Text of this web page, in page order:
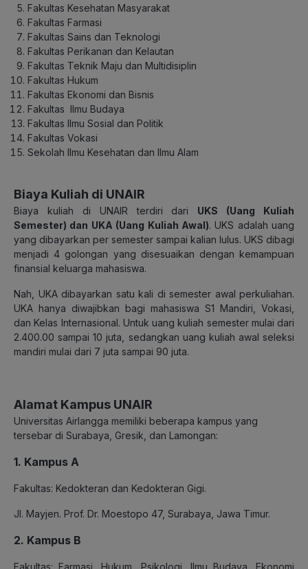
Fakultas Kesehatan Masyarakat
Fakultas Farmasi
Fakultas Sains dan Teknologi
Fakultas Perikanan dan Kelautan
Fakultas Teknik Maju dan Multidisiplin
Fakultas Hukum
Fakultas Ekonomi dan Bisnis
Fakultas Ilmu Budaya
Fakultas Ilmu Sosial dan Politik
Fakultas Vokasi
Sekolah Ilmu Kesehatan dan Ilmu Alam
Biaya Kuliah di UNAIR
Biaya kuliah di UNAIR terdiri dari UKS (Uang Kuliah
Semester) dan UKA (Uang Kuliah Awal). UKS adalah uang
yang dibayarkan per semester sampai kalian lulus. UKS dibagi
menjadi 4 golongan yang disesuaikan dengan kemampuan
finansial keluarga mahasiswa.
Nah, UKA dibayarkan satu kali di semester awal perkuliahan.
UKA hanya diwajibkan bagi mahasiswa S1 Mandiri, Vokasi,
dan Kelas Internasional. Untuk uang kuliah semester mulai dari
2.400.00 sampai 10 juta, sedangkan uang kuliah awal seleksi
mandiri mulai dari 7 juta sampai 90 juta.
Alamat Kampus UNAIR
Universitas Airlangga memiliki beberapa kampus yang
tersebar di Surabaya, Gresik, dan Lamongan:
1. Kampus A
Fakultas: Kedokteran dan Kedokteran Gigi.
Jl. Mayjen. Prof. Dr. Moestopo 47, Surabaya, Jawa Timur.
2. Kampus B
Fakultas: Farmasi, Hukum, Psikologi, Ilmu Budaya, Ekonomi